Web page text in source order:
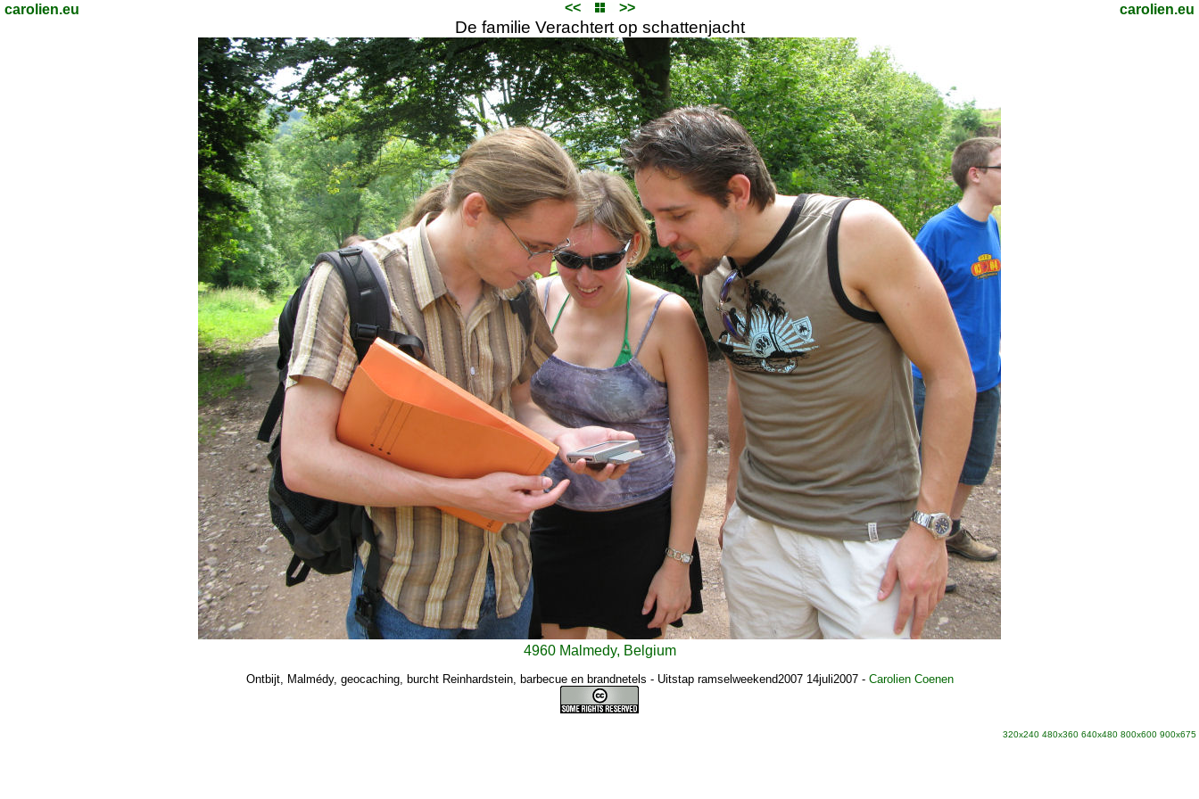
carolien.eu << >> carolien.eu
De familie Verachtert op schattenjacht
4960 Malmedy, Belgium
Ontbijt, Malmédy, geocaching, burcht Reinhardstein, barbecue en brandnetels - Uitstap ramselweekend2007 14juli2007- Carolien Coenen
320x240 480x360 640x480 800x600 900x675